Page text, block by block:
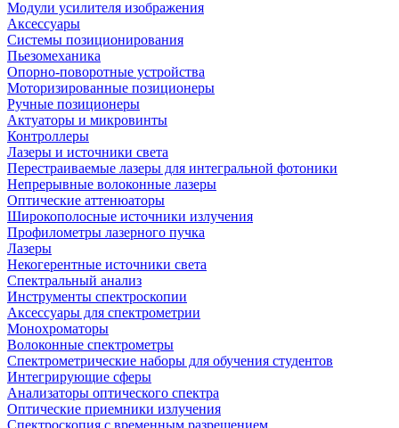
Модули усилителя изображения
Аксессуары
Системы позиционирования
Пьезомеханика
Опорно-поворотные устройства
Моторизированные позиционеры
Ручные позиционеры
Актуаторы и микровинты
Контроллеры
Лазеры и источники света
Перестраиваемые лазеры для интегральной фотоники
Непрерывные волоконные лазеры
Оптические аттенюаторы
Широкополосные источники излучения
Профилометры лазерного пучка
Лазеры
Некогерентные источники света
Спектральный анализ
Инструменты спектроскопии
Аксессуары для спектрометрии
Монохроматоры
Волоконные спектрометры
Спектрометрические наборы для обучения студентов
Интегрирующие сферы
Анализаторы оптического спектра
Оптические приемники излучения
Спектроскопия с временным разрешением